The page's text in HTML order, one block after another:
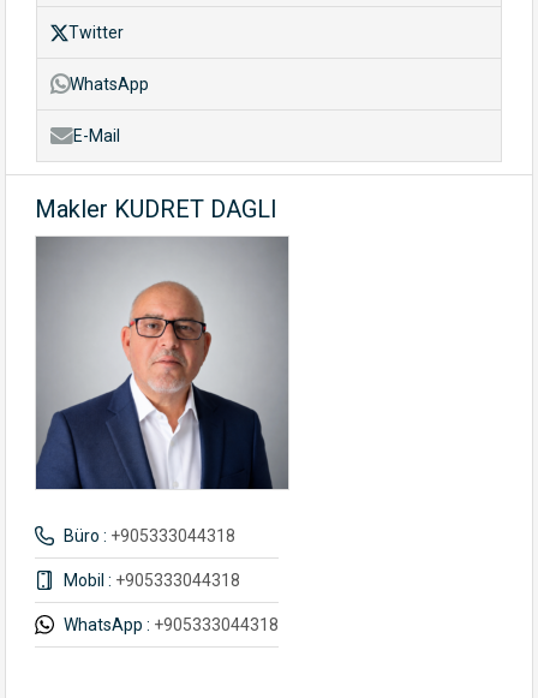
Twitter
WhatsApp
E-Mail
Makler KUDRET DAGLI
Büro : +905333044318
Mobil : +905333044318
WhatsApp : +905333044318